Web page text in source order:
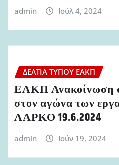
admin Ιούλ 4, 2024
ΔΕΛΤΊΑ ΤΎΠΟΥ ΕΑΚΠ
ΕΑΚΠ Ανακοίνωση
στον αγώνα των
ΛΑΡΚΟ 19.6.2024
admin Ιούν 19, 2024